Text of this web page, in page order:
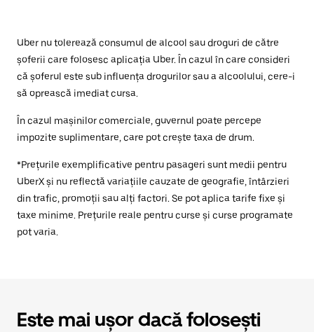
Uber nu tolerează consumul de alcool sau droguri de către
șoferii care folosesc aplicația Uber. În cazul în care consideri
că șoferul este sub influența drogurilor sau a alcoolului, cere-i
să oprească imediat cursa.
În cazul mașinilor comerciale, guvernul poate percepe
impozite suplimentare, care pot crește taxa de drum.
*Prețurile exemplificative pentru pasageri sunt medii pentru
UberX și nu reflectă variațiile cauzate de geografie, întârzieri
din trafic, promoții sau alți factori. Se pot aplica tarife fixe și
taxe minime. Prețurile reale pentru curse și curse programate
pot varia.
Este mai ușor dacă folosești